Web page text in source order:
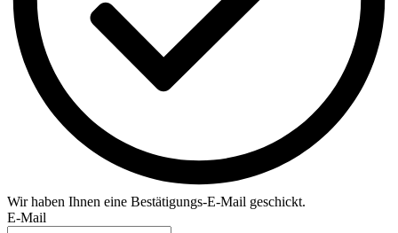
Wir haben Ihnen eine Bestätigungs-E-Mail geschickt.
E-Mail